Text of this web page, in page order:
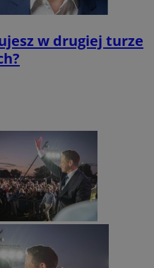
w drugiej turze